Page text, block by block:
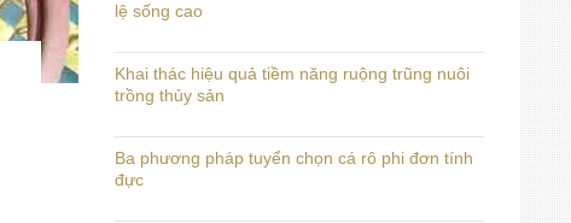
lệ sống cao
Khai thác hiệu quả tiềm năng ruộng trũng nuôi
trồng thủy sản
Ba phương pháp tuyển chọn cá rô phi đơn tính
đực